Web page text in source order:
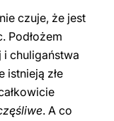
czuje, że jest
Podłożem
i chuligaństwa
istnieją złe
. A co